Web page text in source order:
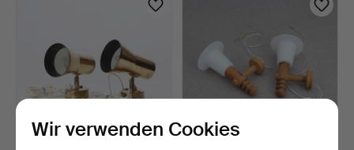
Wir verwenden Cookies